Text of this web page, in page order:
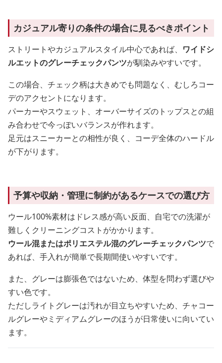
カジュアル寄りの条件の場合に見るべきポイント
ストリートやカジュアルスタイル中心であれば、 ワイドシ
ルエットのグレーチェックパンツが馴染みやすいです。
この場合、チェック柄は大きめでも問題なく、むしろコー
デのアクセントになります。
パーカーやスウェット、オーバーサイズのトップスとの組
み合わせで今っぽいバランスが作れます。
足元はスニーカーとの相性が良く、コーデ全体のハードル
が下がります。
予算や収納・管理に制約があるケースでの選び方
ウール100%素材はドレス感が高い反面、自宅での洗濯が
難しくクリーニングコストがかかります。
ウール混またはポリエステル混のグレーチェックパンツで
あれば、手入れが簡単で長期間使いやすいです。
また、グレーは膨張色ではないため、体型を問わず選びや
すい色です。
ただしライトグレーは汚れが目立ちやすいため、チャコー
ルグレーやミディアムグレーのほうが日常使いに向いてい
ます。